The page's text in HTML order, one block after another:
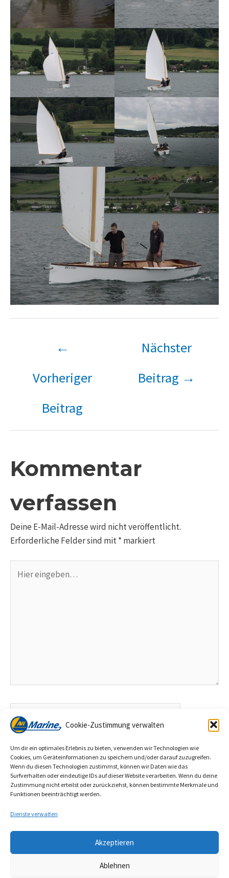
Cookie-Zustimmung verwalten
Um dir ein optimales Erlebnis zu bieten, verwenden wir Technologien wie
Cookies, um Geräteinformationen zu speichern und/oder darauf zuzugreifen.
Wenn du diesen Technologien zustimmst, können wir Daten wie das
Surfverhalten oder eindeutige IDs auf dieser Website verarbeiten. Wenn du deine
Zustimmung nicht erteilst oder zurückziehst, können bestimmte Merkmale und
Funktionen beeinträchtigt werden.
Dienste verwalten
Akzeptieren
Ablehnen
←
Vorheriger
Beitrag
Nächster
Beitrag →
Kommentar
verfassen
Deine E-Mail-Adresse wird nicht veröffentlicht.
Erforderliche Felder sind mit* markiert
eingeben…
Name*
E-
Mail*